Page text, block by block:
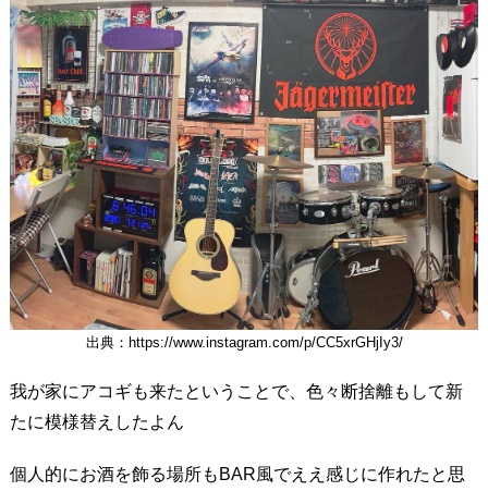
出典：https://www.instagram.com/p/CC5xrGHjIy3/
我が家にアコギも来たということで、色々断捨離もして新
たに模様替えしたよん
個人的にお酒を飾る場所もBAR風でええ感じに作れたと思